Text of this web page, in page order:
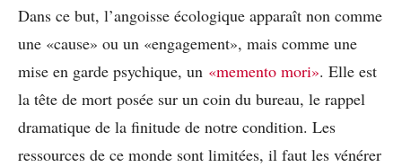
Dans ce but, l’angoisse écologique apparaît non comme
une «cause» ou un «engagement», mais comme une
mise en garde psychique, un «memento mori». Elle est
la tête de mort posée sur un coin du bureau, le rappel
dramatique de la finitude de notre condition. Les
ressources de ce monde sont limitées, il faut les vénérer